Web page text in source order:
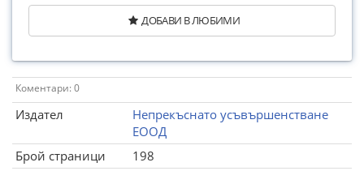
ДОБАВИ В ЛЮБИМИ
Коментари: 0
Издател
Непрекъснато усъвършенстване
ЕООД
Брой страници
198